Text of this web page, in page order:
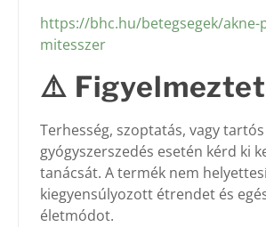
https://bhc.hu/betegsegek/akne-
mitesszer
⚠️
Terhesség, szoptatás, vagy tartós
gyógyszerszedés esetén kérd ki
tanácsát. A termék nem
kiegyensúlyozott étrendet és
életmódot.